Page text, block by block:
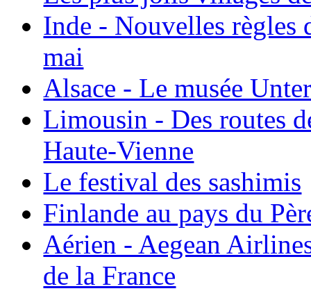
Inde - Nouvelles règles
mai
Alsace - Le musée
Limousin - Des routes
Haute-Vienne
Le festival des sashimis
Finlande au pays du
Aérien - Aegean
de la France